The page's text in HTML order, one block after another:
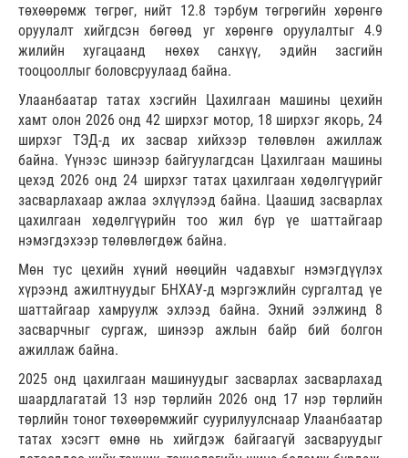
төхөөрөмж төгрөг, нийт 12.8 тэрбум төгрөгийн хөрөнгө
оруулалт хийгдсэн бөгөөд уг хөрөнгө оруулалтыг 4.9
жилийн хугацаанд нөхөх санхүү, эдийн засгийн
тооцооллыг боловсруулаад байна.
Улаанбаатар татах хэсгийн Цахилгаан машины цехийн
хамт олон 2026 онд 42 ширхэг мотор, 18 ширхэг якорь, 24
ширхэг ТЭД-д их засвар хийхээр төлөвлөн ажиллаж
байна. Үүнээс шинээр байгуулагдсан Цахилгаан машины
цехэд 2026 онд 24 ширхэг татах цахилгаан хөдөлгүүрийг
засварлахаар ажлаа эхлүүлээд байна. Цаашид засварлах
цахилгаан хөдөлгүүрийн тоо жил бүр үе шаттайгаар
нэмэгдэхээр төлөвлөгдөж байна.
Мөн тус цехийн хүний нөөцийн чадавхыг нэмэгдүүлэх
хүрээнд ажилтнуудыг БНХАУ-д мэргэжлийн сургалтад үе
шаттайгаар хамруулж эхлээд байна. Эхний ээлжинд 8
засварчныг сургаж, шинээр ажлын байр бий болгон
ажиллаж байна.
2025 онд цахилгаан машинуудыг засварлах засварлахад
шаардлагатай 13 нэр төрлийн 2026 онд 17 нэр төрлийн
төрлийн тоног төхөөрөмжийг суурилуулснаар Улаанбаатар
татах хэсэгт өмнө нь хийгдэж байгаагүй засваруудыг